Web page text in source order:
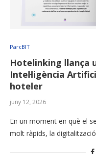
ParcBIT
Hotelinking llança
Intel·ligència
hoteler
juny 12, 2026
En un moment en què el
molt ràpids, la